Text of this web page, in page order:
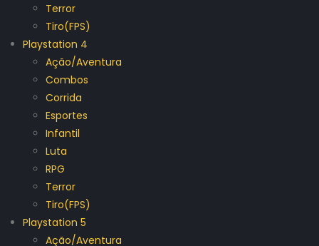
Terror
Tiro(FPS)
Playstation 4
Ação/Aventura
Combos
Corrida
Esportes
Infantil
Luta
RPG
Terror
Tiro(FPS)
Playstation 5
Ação/Aventura